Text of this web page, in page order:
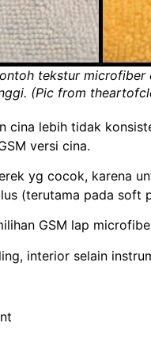
tekstur microfiber
(Pic from
lebih tidak
versi cina.
yg cocok, karena
(terutama pada
GSM lap
interior selain